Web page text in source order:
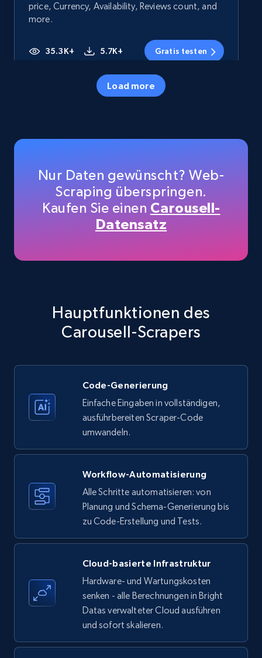
price, Currency, Availability, Reviews count, and
more.
35.3K+ 5.7K+ Gratis testen
Title, Seller name, Brand, Description, Initial
35.3K+ 5.7K+ Gratis testen
Amazon products - find products by using
upc numbers
Title, Seller name, Brand, Description, Initial
price, Currency, Availability, Reviews count, and
35.3K+ 5.7K+ Gratis testen
ID, Name, Country code, Locations, Followers,
Employees in linkedin, About, Specialties, and
more.
3.5K+ Gratis testen
Load more
Nur Daten gewünscht? Web-
Scraping überspringen.
Kaufen Sie einen Carousell-
Datensatz
Hauptfunktionen des
Carousell-Scrapers
Code-Generierung
Einfache Eingaben in vollständigen,
ausführbereiten Scraper-Code
umwandeln.
Workflow-Automatisierung
Alle Schritte automatisieren: von
Planung und Schema-Generierung bis
zu Code-Erstellung und Tests.
Cloud-basierte Infrastruktur
Hardware- und Wartungskosten
senken - alle Berechnungen in Bright
Datas verwalteter Cloud ausführen
und sofort skalieren.